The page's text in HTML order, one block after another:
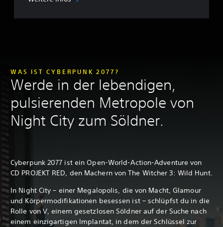
WAS IST CYBERPUNK 2077?
Werde in der lebendigen,
pulsierenden Metropole von
Night City zum Söldner.
Cyberpunk 2077 ist ein Open-World-Action-Adventure von
CD PROJEKT RED, den Machern von The Witcher 3: Wild Hunt.
In Night City – einer Megalopolis, die von Macht, Glamour
und Körpermodifikationen besessen ist – schlüpfst du in die
Rolle von V, einem gesetzlosen Söldner auf der Suche nach
einem einzigartigen Implantat, in dem der Schlüssel zur